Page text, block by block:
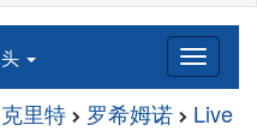
克里特 罗希姆诺 Live